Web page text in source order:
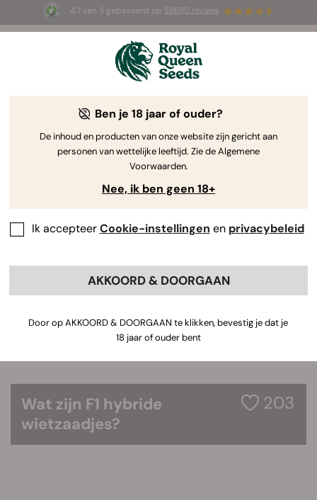
4.7 van 5 gebaseerd op 58690 reviews
3 White Widow Auto zaadjesGRATIS voor de
The RQS Blog
Cannabis Lifestyle Blogs
Wat zijn F1 hybride
wietzaadjes?
203
Ben je 18 jaar of ouder?
De inhoud en producten van onze website zijn gericht aan
personen van wettelijke leeftijd. Zie de Algemene
Voorwaarden.
Nee, ik ben geen 18+
Ik accepteerCookie-instellingen en privacybeleid
AKKOORD & DOORGAAN
Door op AKKOORD & DOORGAAN te klikken, bevestig je dat je
18 jaar of ouder bent